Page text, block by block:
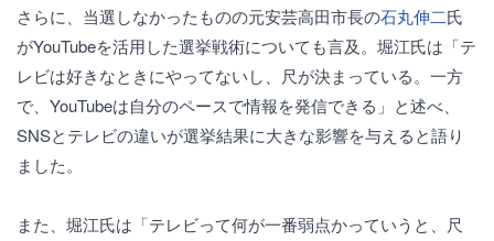
さらに、当選しなかったものの元安芸高田市長の石丸伸二氏
がYouTubeを活用した選挙戦術についても言及。堀江氏は「テ
レビは好きなときにやってないし、尺が決まっている。一方
で、YouTubeは自分のペースで情報を発信できる」と述べ、
SNSとテレビの違いが選挙結果に大きな影響を与えると語り
ました。
また、堀江氏は「テレビって何が一番弱点かっていうと、尺